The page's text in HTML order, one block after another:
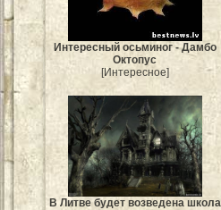
Интересный осьминог - Дамбо
Октопус
[Интересное]
В Литве будет возведена школа